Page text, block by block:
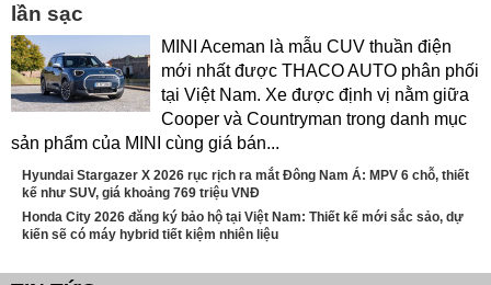
lần sạc
MINI Aceman là mẫu CUV thuần điện
mới nhất được THACO AUTO phân phối
tại Việt Nam. Xe được định vị nằm giữa
Cooper và Countryman trong danh mục
sản phẩm của MINI cùng giá bán...
Hyundai Stargazer X 2026 rục rịch ra mắt Đông Nam Á: MPV 6 chỗ, thiết
kế như SUV, giá khoảng 769 triệu VNĐ
Honda City 2026 đăng ký bảo hộ tại Việt Nam: Thiết kế mới sắc sảo, dự
kiến sẽ có máy hybrid tiết kiệm nhiên liệu